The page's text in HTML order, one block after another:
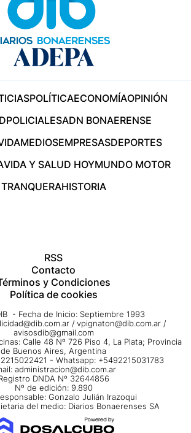
POLÍTICAECONOMÍAOPINIÓN
POLICIALESADN BONAERENSE
MEDIOSEMPRESASDEPORTES
VIDA Y SALUD HOYMUNDO MOTOR
TRANQUERAHISTORIA
RSS
Contacto
y Condiciones
Política de cookies
- Fecha de Inicio: Septiembre 1993
/ vpignaton@dib.com.ar /
avisosdib@gmail.com
Calle 48 Nº 726 Piso 4, La Plata; Provincia
de Buenos Aires, Argentina
- Whatsapp: +5492215031783
administracion@dib.com.ar
DNDA Nº 32644856
Nº de edición: 9.890
Gonzalo Julián Irazoqui
del medio: Diarios Bonaerenses SA